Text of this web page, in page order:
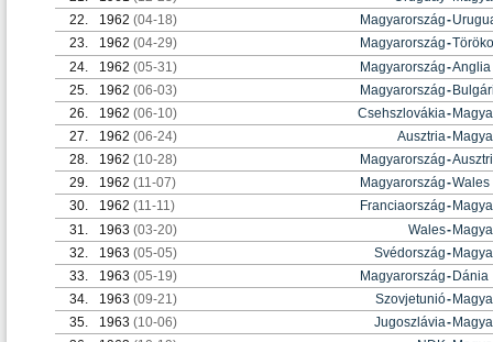
22.
1962 (04-18) Magyarország-
23.
1962 (04-29) Magyarország-
24.
1962 (05-31) Magyarország-Anglia
25.
1962 (06-03) Magyarország-
26.
1962 (06-10) Csehszlovákia-
27.
1962 (06-24) Ausztria-
28.
1962 (10-28) Magyarország-
29.
1962 (11-07) Magyarország-Wales
30.
1962 (11-11) Franciaország-
31.
1963 (03-20) Wales-
32.
1963 (05-05) Svédország-
33.
1963 (05-19) Magyarország- Dánia
34.
1963 (09-21) Szovjetunió-
35.
1963 (10-06) Jugoszlávia-